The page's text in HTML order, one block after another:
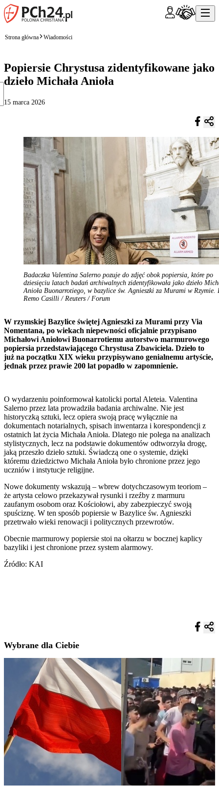
Strona główna Wiadomości
Popiersie Chrystusa zidentyfikowane jako
dzieło Michała Anioła
15 marca 2026
Badaczka Valentina Salerno pozuje do zdjęć obok popiersia, które po
dziesięciu latach badań archiwalnych zidentyfikowała jako dzieło
Anioła Buonarrotiego, w bazylice św. Agnieszki za Murami w Rzymie.
Remo Casilli / Reuters / Forum
W rzymskiej Bazylice świętej Agnieszki za Murami przy Via
Nomentana, po wiekach niepewności oficjalnie przypisano
Michałowi Aniołowi Buonarrotiemu autorstwo marmurowego
popiersia przedstawiającego Chrystusa Zbawiciela. Dzieło to
już na początku XIX wieku przypisywano genialnemu artyście,
jednak przez prawie 200 lat popadło w zapomnienie.
O wydarzeniu poinformował katolicki portal Aleteia. Valentina
Salerno przez lata prowadziła badania archiwalne. Nie jest
historyczką sztuki, lecz opiera swoją pracę wyłącznie na
dokumentach notarialnych, spisach inwentarza i korespondencji z
ostatnich lat życia Michała Anioła. Dlatego nie polega na analizach
stylistycznych, lecz na podstawie dokumentów odtworzyła drogę,
jaką przeszło dzieło sztuki. Świadczą one o systemie, dzięki
któremu dziedzictwo Michała Anioła było chronione przez jego
uczniów i instytucje religijne.
Nowe dokumenty wskazują – wbrew dotychczasowym teoriom –
że artysta celowo przekazywał rysunki i rzeźby z marmuru
zaufanym osobom oraz Kościołowi, aby zabezpieczyć swoją
spuściznę. W ten sposób popiersie w Bazylice św. Agnieszki
przetrwało wieki renowacji i politycznych przewrotów.
Obecnie marmurowy popiersie stoi na ołtarzu w bocznej kaplicy
bazyliki i jest chronione przez system alarmowy.
Źródło: KAI
Wybrane dla Ciebie